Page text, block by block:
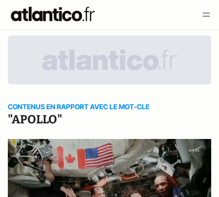
CONTENUS EN RAPPORT AVEC LE MOT-CLE
"APOLLO"